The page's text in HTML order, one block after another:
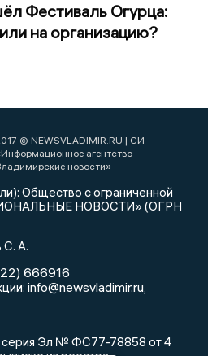
Фестиваль Огурца:
на организацию?
© NEWSVLADIMIR.RU | СИ
агентство
новости»
Общество с ограниченной
НОВОСТИ» (ОГРН
С. А.
666916
info@newsvladimir.ru,
серия Эл № ФС77-78858 от 4